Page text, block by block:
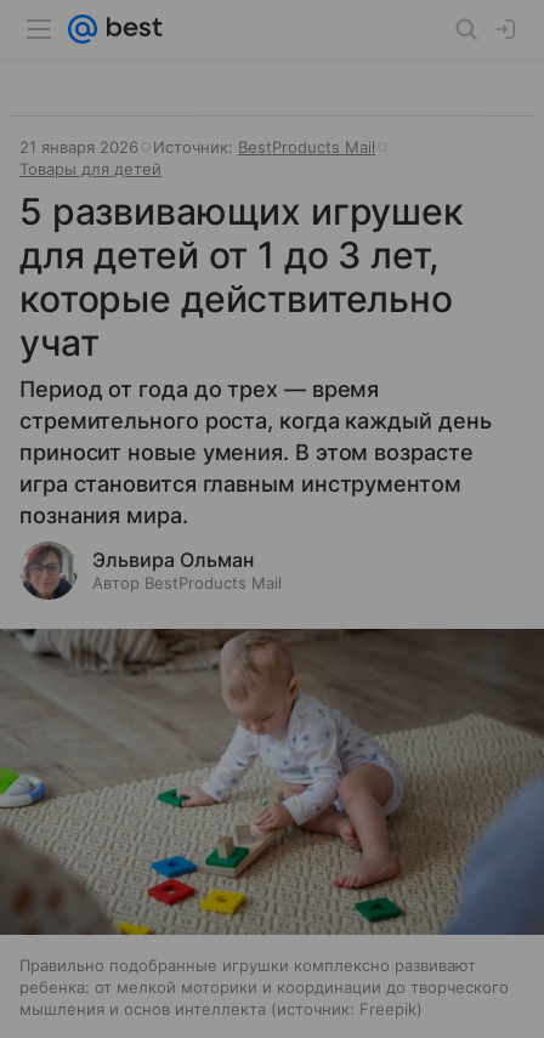
21 января 2026 Источник: BestProducts Mail
Товары для детей
5 развивающих игрушек
для детей от 1 до 3 лет,
которые действительно
учат
Период от года до трех — время
стремительного роста, когда каждый день
приносит новые умения. В этом возрасте
игра становится главным инструментом
познания мира.
Эльвира Ольман
Автор BestProducts Mail
Правильно подобранные игрушки комплексно развивают
ребенка: от мелкой моторики и координации до творческого
мышления и основ интеллекта
источник: Freepik